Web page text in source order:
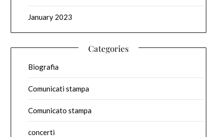
January 2023
Categories
Biografia
Comunicati stampa
Comunicato stampa
concerti